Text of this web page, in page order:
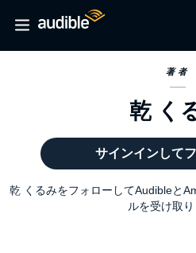
著者
乾 く
サインインして
乾 くるみをフォローしてAudibleと
ルを受け取り